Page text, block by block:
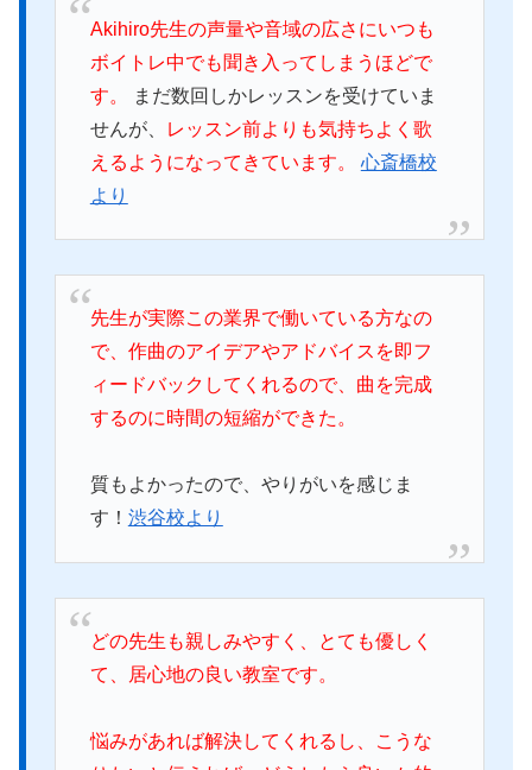
Akihiro先生の声量や音域の広さにいつも
ボイトレ中でも聞き入ってしまうほどで
す。
まだ数回しかレッスンを受けていま
せんが、
レッスン前よりも気持ちよく歌
えるようになってきています。
心斎橋校
より
先生が実際この業界で働いている方なの
で、作曲のアイデアやアドバイスを即フ
ィードバックしてくれるので、曲を完成
するのに時間の短縮ができた。
質もよかったので、やりがいを感じま
す！ 渋谷校より
どの先生も親しみやすく、とても優しく
て、居心地の良い教室です。
悩みがあれば解決してくれるし、こうな